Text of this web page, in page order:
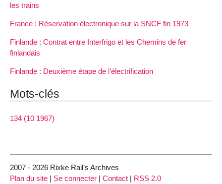
les trains
France : Réservation électronique sur la SNCF fin 1973
Finlande : Contrat entre Interfrigo et les Chemins de fer
finlandais
Finlande : Deuxième étape de l’électrification
Mots-clés
134 (10 1967)
2007 - 2026 Rixke Rail’s Archives
Plan du site | Se connecter | Contact | RSS 2.0